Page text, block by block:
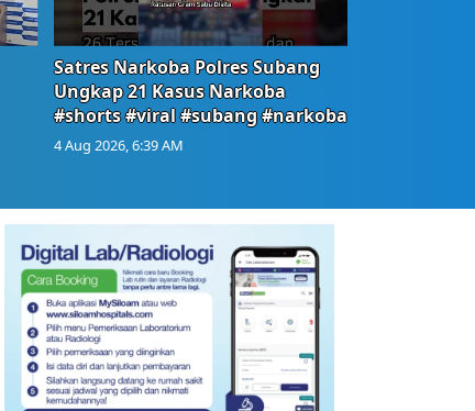
Satres Narkoba Polres Subang
Ungkap 21 Kasus Narkoba
#shorts #viral #subang #narkoba
4 Aug 2026, 6:39 AM